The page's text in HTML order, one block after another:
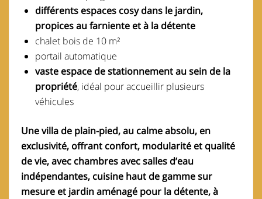
différents espaces cosy dans le jardin,
propices au farniente et à la détente
chalet bois de 10 m²
portail automatique
vaste espace de stationnement au sein de la
propriété, idéal pour accueillir plusieurs
véhicules
Une villa de plain-pied, au calme absolu, en
exclusivité, offrant confort, modularité et qualité
de vie, avec chambres avec salles d’eau
indépendantes, cuisine haut de gamme sur
mesure et jardin aménagé pour la détente, à